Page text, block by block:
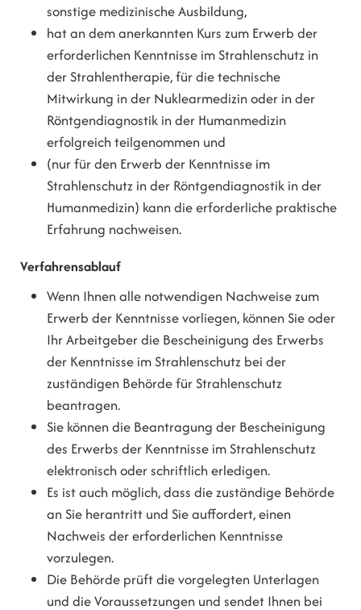
sonstige medizinische Ausbildung,
hat an dem anerkannten Kurs zum Erwerb der
erforderlichen Kenntnisse im Strahlenschutz in
der Strahlentherapie, für die technische
Mitwirkung in der Nuklearmedizin oder in der
Röntgendiagnostik in der Humanmedizin
erfolgreich teilgenommen und
(nur für den Erwerb der Kenntnisse im
Strahlenschutz in der Röntgendiagnostik in der
Humanmedizin) kann die erforderliche praktische
Erfahrung nachweisen.
Verfahrensablauf
Wenn Ihnen alle notwendigen Nachweise zum
Erwerb der Kenntnisse vorliegen, können Sie oder
Ihr Arbeitgeber die Bescheinigung des Erwerbs
der Kenntnisse im Strahlenschutz bei der
zuständigen Behörde für Strahlenschutz
beantragen.
Sie können die Beantragung der Bescheinigung
des Erwerbs der Kenntnisse im Strahlenschutz
elektronisch oder schriftlich erledigen.
Es ist auch möglich, dass die zuständige Behörde
an Sie herantritt und Sie auffordert, einen
Nachweis der erforderlichen Kenntnisse
vorzulegen.
Die Behörde prüft die vorgelegten Unterlagen
und die Voraussetzungen und sendet Ihnen bei